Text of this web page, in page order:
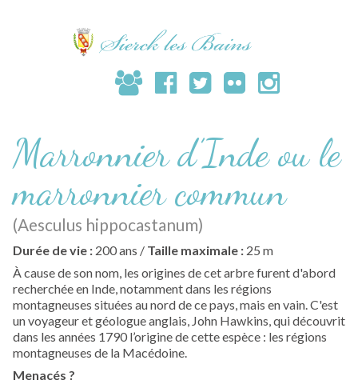
Marronnier d’Inde ou le
marronnier commun
(Aesculus hippocastanum)
Durée de vie : 200 ans / Taille maximale : 25 m
À cause de son nom, les origines de cet arbre furent d'abord
recherchée en Inde, notamment dans les régions
montagneuses situées au nord de ce pays, mais en vain. C'est
un voyageur et géologue anglais, John Hawkins, qui découvrit
dans les années 1790 l’origine de cette espèce : les régions
montagneuses de la Macédoine.
Menacés ?